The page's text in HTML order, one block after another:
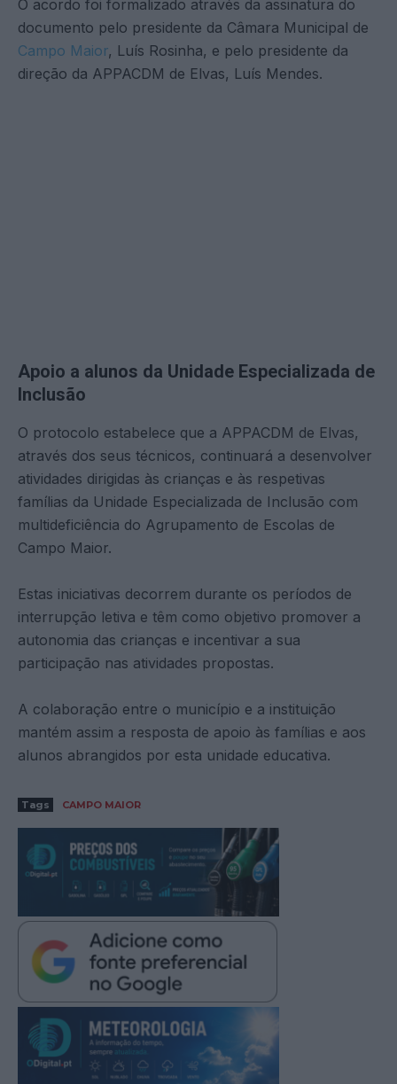
O acordo foi formalizado através da assinatura do
documento pelo presidente da Câmara Municipal de
Campo Maior, Luís Rosinha, e pelo presidente da
direção da APPACDM de Elvas, Luís Mendes.
Apoio a alunos da Unidade Especializada de
Inclusão
O protocolo estabelece que a APPACDM de Elvas,
através dos seus técnicos, continuará a desenvolver
atividades dirigidas às crianças e às respetivas
famílias da Unidade Especializada de Inclusão com
multideficiência do Agrupamento de Escolas de
Campo Maior.
Estas iniciativas decorrem durante os períodos de
interrupção letiva e têm como objetivo promover a
autonomia das crianças e incentivar a sua
participação nas atividades propostas.
A colaboração entre o município e a instituição
mantém assim a resposta de apoio às famílias e aos
alunos abrangidos por esta unidade educativa.
Tags CAMPO MAIOR